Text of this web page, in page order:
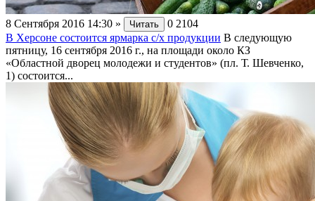
8 Сентября 2016 14:30 » Читать 0 2104
В Херсоне состоится ярмарка с/х продукции В следующую
пятницу, 16 сентября 2016 г., на площади около КЗ
«Областной дворец молодежи и студентов» (пл. Т. Шевченко,
1) состоится...